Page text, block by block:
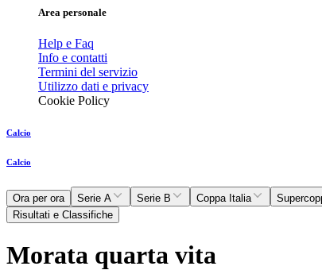
Area personale
Help e Faq
Info e contatti
Termini del servizio
Utilizzo dati e privacy
Cookie Policy
Calcio
Calcio
Ora per ora Serie A Serie B Coppa Italia
Risultati e Classifiche
Morata quarta vita